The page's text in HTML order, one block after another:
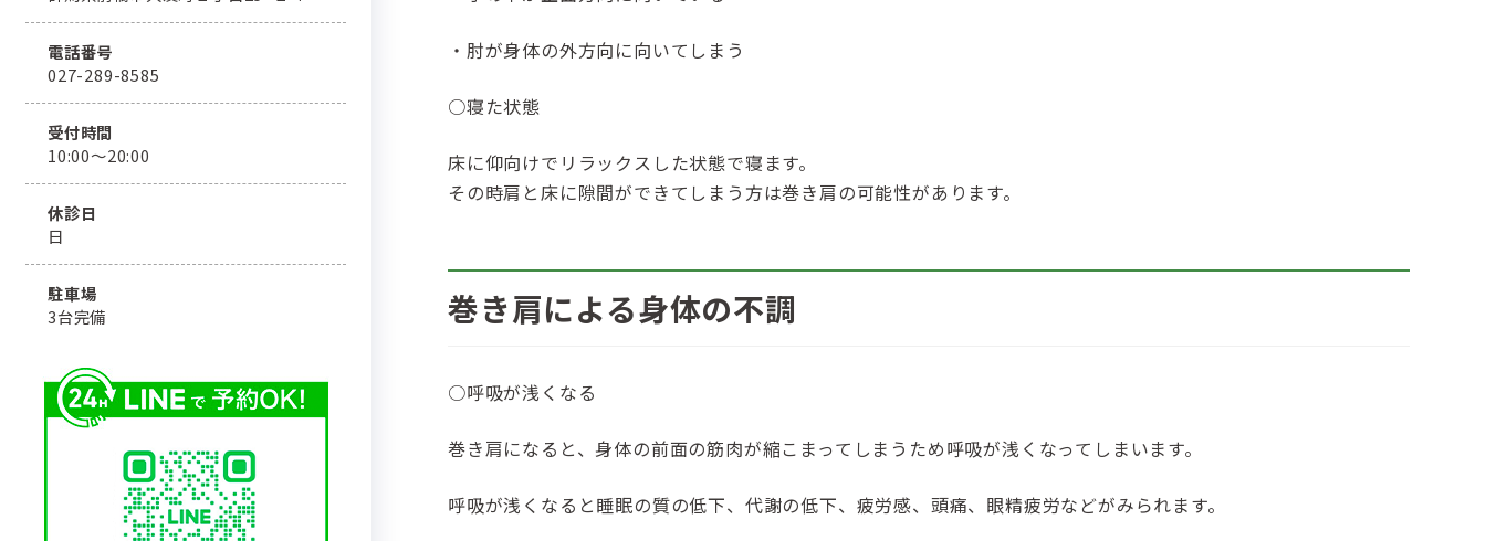
・肘が身体の外方向に向いてしまう
○寝た状態
床に仰向けでリラックスした状態で寝ます。
その時肩と床に隙間ができてしまう方は巻き肩の可能性があります。
巻き肩による身体の不調
○呼吸が浅くなる
巻き肩になると、身体の前面の筋肉が縮こまってしまうため呼吸が浅くなってしまいます。
呼吸が浅くなると睡眠の質の低下、代謝の低下、疲労感、頭痛、眼精疲労などがみられます。
電話番号
027-289-8585
受付時間
10:00〜20:00
休診日
日
駐車場
3台完備